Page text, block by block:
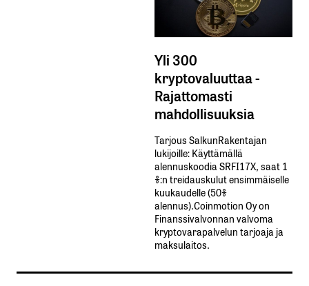
Yli 300
kryptovaluuttaa -
Rajattomasti
mahdollisuuksia
Tarjous SalkunRakentajan
lukijoille: Käyttämällä​ ​
alennuskoodia​ ​SRFI17X,​ ​saat​ ​1
%:n treidauskulut​ ​ensimmäiselle​ ​
kuukaudelle​ ​(50%​ ​
alennus).Coinmotion Oy on
Finanssivalvonnan valvoma
kryptovarapalvelun tarjoaja ja
maksulaitos.